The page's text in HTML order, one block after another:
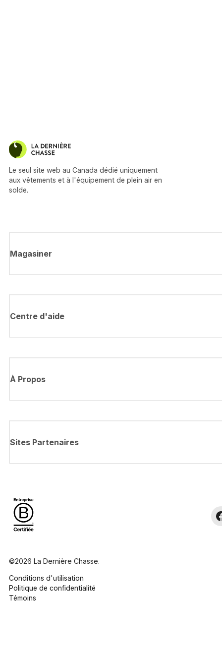
Le seul site web au Canada dédié uniquement
aux vêtements et à l'équipement de plein air en
solde.
Magasiner
Centre d'aide
À Propos
Sites Partenaires
©2026 La Dernière Chasse.
Conditions d'utilisation
Politique de confidentialité
Témoins